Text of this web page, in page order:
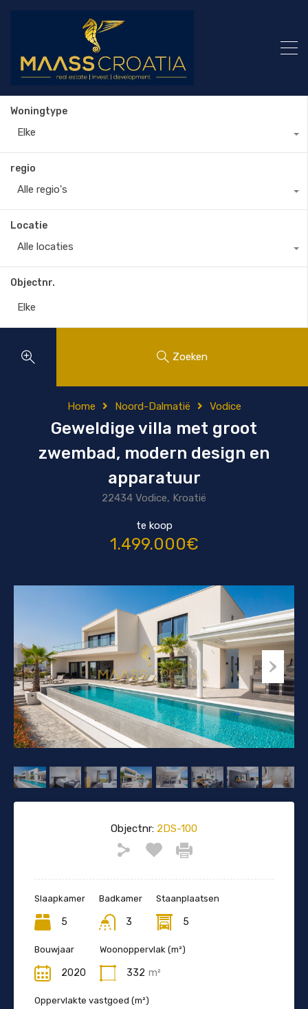
Woningtype
Elke
regio
Alle regio's
Locatie
Alle locaties
Objectnr.
Zoeken
Home Noord-Dalmatië Vodice
Geweldige villa met groot
zwembad, modern design en
apparatuur
22434 Vodice, Kroatië
te koop
1.499.000€
Objectnr: 2DS-100
Slaapkamer
5
Badkamer
3
Staanplaatsen
5
Bouwjaar
2020
Woonoppervlak (m²)
332 m²
Oppervlakte vastgoed (m²)